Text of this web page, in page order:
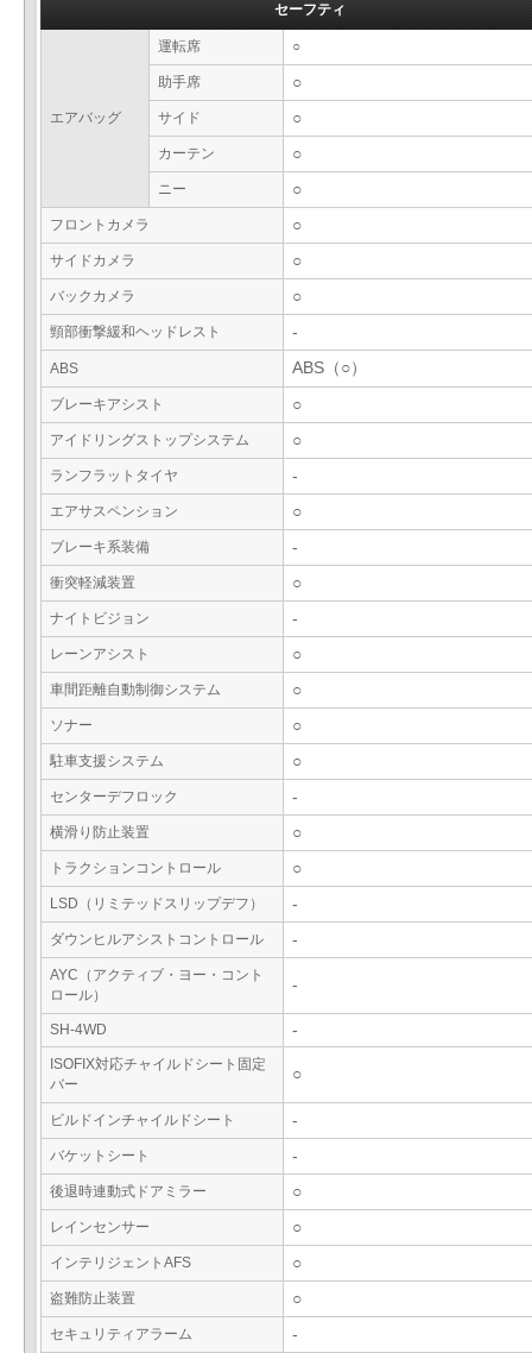
セーフティ
エアバッグ
運転席 ○
助手席 ○
サイド ○
カーテン ○
ニー ○
フロントカメラ ○
サイドカメラ ○
バックカメラ ○
頸部衝撃緩和ヘッドレスト -
ABS ABS（○）
ブレーキアシスト ○
アイドリングストップシステム ○
ランフラットタイヤ -
エアサスペンション ○
ブレーキ系装備 -
衝突軽減装置 ○
ナイトビジョン -
レーンアシスト ○
車間距離自動制御システム ○
ソナー ○
駐車支援システム ○
センターデフロック -
横滑り防止装置 ○
トラクションコントロール ○
LSD（リミテッドスリップデフ） -
ダウンヒルアシストコントロール -
AYC（アクティブ・ヨー・コント
ロール）
-
SH-4WD -
ISOFIX対応チャイルドシート固定
バー
○
ビルドインチャイルドシート -
バケットシート -
後退時連動式ドアミラー ○
レインセンサー ○
インテリジェントAFS ○
盗難防止装置 ○
セキュリティアラーム -